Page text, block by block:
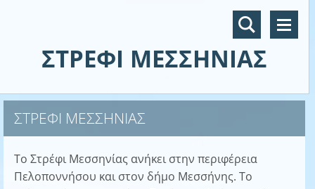
ΣΤΡΈΦΙ ΜΕΣΣΗΝΊΑΣ
ΣΤΡΕΦΙ ΜΕΣΣΗΝΙΑΣ
Το Στρέφι Μεσσηνίας ανήκει στην περιφέρεια
Πελοποννήσου και στον δήμο Μεσσήνης. Το